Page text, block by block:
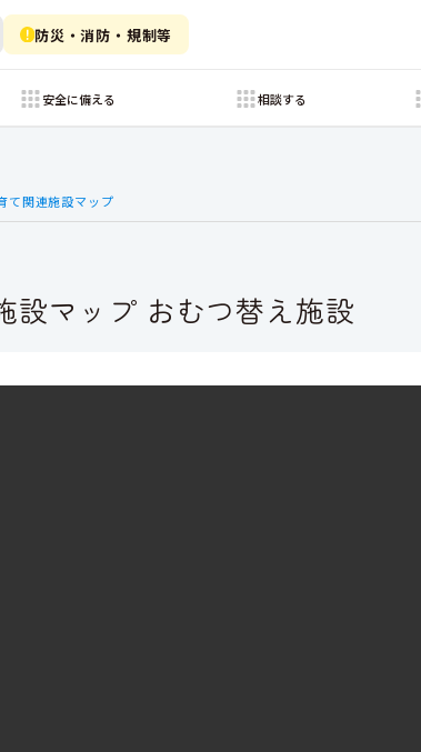
防災・消防・規制等
安全に備える 相談する
て関連施設マップ
設マップ おむつ替え施設